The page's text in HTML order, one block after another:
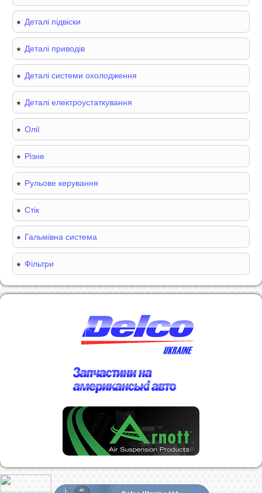
Деталі підвіски
Деталі приводів
Деталі системи охолодження
Деталі електроустаткування
Олії
Різне
Рульове керування
Стік
Гальмівна система
Фільтри